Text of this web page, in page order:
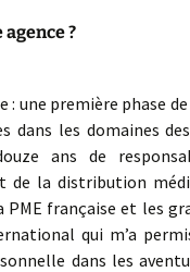
?
: une première phase
dans les domaines
ans de
de la distribution
PME française et les
qui m’a
dans les